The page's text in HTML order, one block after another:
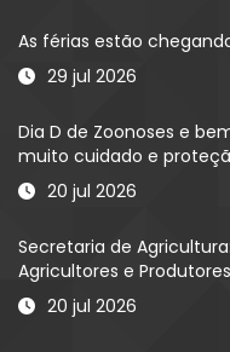
As férias estão
29 jul 2026
Dia D de Zoonoses e
muito cuidado e
20 jul 2026
Secretaria de
Agricultores e
20 jul 2026